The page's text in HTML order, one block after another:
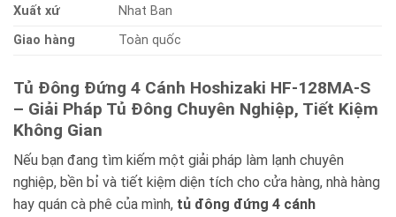
Xuất xứ
Nhat Ban
Giao hàng
Toàn quốc
Tủ Đông Đứng 4 Cánh Hoshizaki HF-128MA-S
– Giải Pháp Tủ Đông Chuyên Nghiệp, Tiết Kiệm
Không Gian
Nếu bạn đang tìm kiếm một giải pháp làm lạnh chuyên
nghiệp, bền bỉ và tiết kiệm diện tích cho cửa hàng, nhà hàng
hay quán cà phê của mình, tủ đông đứng 4 cánh